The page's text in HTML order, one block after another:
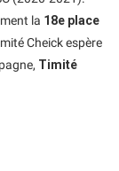
la 18e place
Cheick espère
Timité